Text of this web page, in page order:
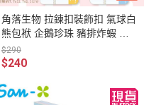
角落生物 拉鍊扣裝飾扣 氣球白
熊包袱 企鵝珍珠 豬排炸蝦 貓
咪小草 恐龍蝸牛 5選1
$290
$240